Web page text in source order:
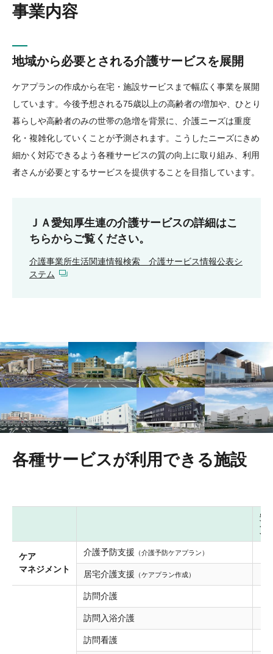
事業内容
地域から必要とされる介護サービスを展開
ケアプランの作成から在宅・施設サービスまで幅広く事業を展開
しています。今後予想される75歳以上の高齢者の増加や、ひとり
暮らしや高齢者のみの世帯の急増を背景に、介護ニーズは重度
化・複雑化していくことが予測されます。こうしたニーズにきめ
細かく対応できるよう各種サービスの質の向上に取り組み、利用
者さんが必要とするサービスを提供することを目指しています。
ＪＡ愛知厚生連の介護サービスの詳細はこ
ちらからご覧ください。
介護事業所生活関連情報検索 介護サービス情報公表シ
ステム
各種サービスが利用できる施設
安
更
ケア
マネジメント
介護予防支援 （介護予防ケアプラン）
居宅介護支援 （ケアプラン作成）
訪問介護
訪問入浴介護
訪問看護